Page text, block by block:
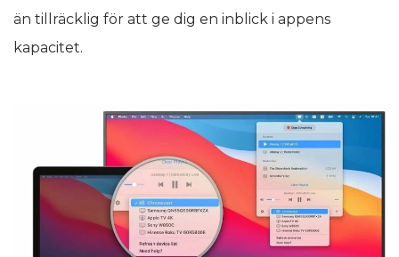
än tillräcklig för att ge dig en inblick i appens
kapacitet.